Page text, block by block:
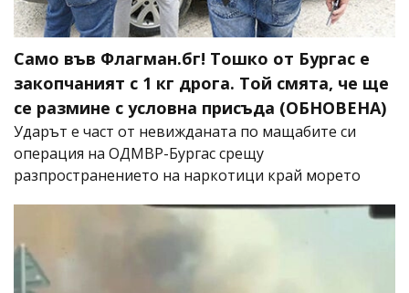
Само във Флагман.бг! Тошко от Бургас е
закопчаният с 1 кг дрога. Той смята, че ще
се размине с условна присъда (ОБНОВЕНА)
Ударът е част от невижданата по мащабите си
операция на ОДМВР-Бургас срещу
разпространението на наркотици край морето